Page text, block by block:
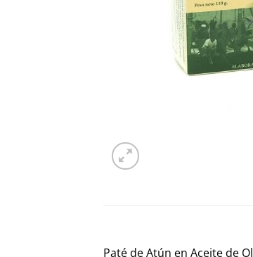
Paté de Atún en Aceite de